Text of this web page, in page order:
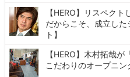
【HERO】リスペク
だからこそ、成立し
ト】
【HERO】木村拓哉が
こだわりのオープニン